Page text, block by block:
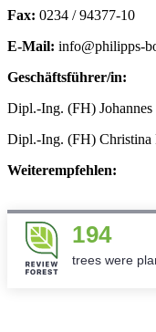
Fax: 0234 / 94377-10
E-Mail: info@philipps-
Geschäftsführer/in:
Dipl.-Ing. (FH) Johannes
Dipl.-Ing. (FH) Christina
Weiterempfehlen:
194
trees were